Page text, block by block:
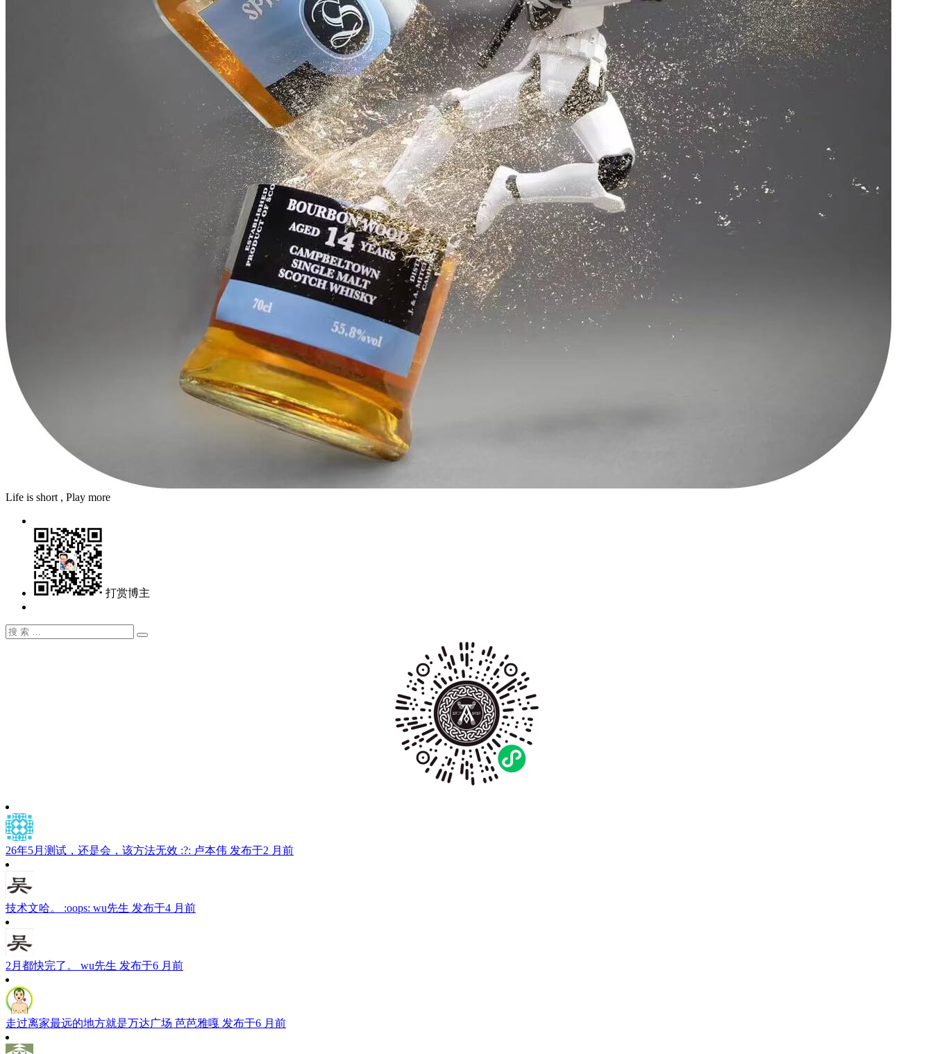
Life is short , Play more
打赏博主
搜
搜
26年5月测试，还是会，该方法无效 :?: 卢本伟 发布于2 月前
技术文哈。 :oops: wu先生 发布于4 月前
2月都快完了。 wu先生 发布于6 月前
走过离家最远的地方就是万达广场 芭芭雅嘎 发布于6 月前